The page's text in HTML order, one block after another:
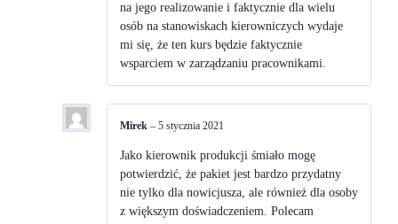
na jego realizowanie i faktycznie dla wielu
osób na stanowiskach kierowniczych wydaje
mi się, że ten kurs będzie faktycznie
wsparciem w zarządzaniu pracownikami.
Mirek – 5 stycznia 2021
Jako kierownik produkcji śmiało mogę
potwierdzić, że pakiet jest bardzo przydatny
nie tylko dla nowicjusza, ale również dla osoby
z większym doświadczeniem. Polecam